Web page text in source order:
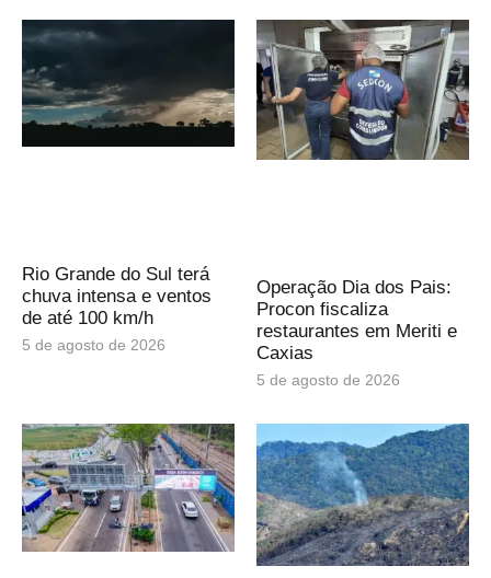
Rio Grande do Sul terá
chuva intensa e ventos
de até 100 km/h
5 de agosto de 2026
Operação Dia dos Pais:
Procon fiscaliza
restaurantes em Meriti e
Caxias
5 de agosto de 2026